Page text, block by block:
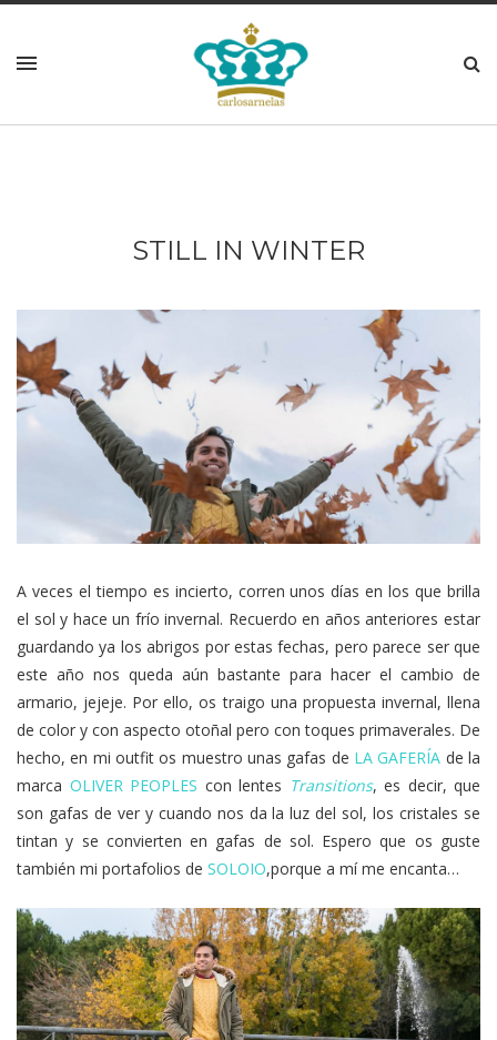
STILL IN WINTER
A veces el tiempo es incierto, corren unos días en los que brilla
el sol y hace un frío invernal. Recuerdo en años anteriores estar
guardando ya los abrigos por estas fechas, pero parece ser que
este año nos queda aún bastante para hacer el cambio de
armario, jejeje. Por ello, os traigo una propuesta invernal, llena
de color y con aspecto otoñal pero con toques primaverales. De
hecho, en mi outfit os muestro unas gafas de LA GAFERÍA de la
marca OLIVER PEOPLES con lentes Transitions, es decir, que
son gafas de ver y cuando nos da la luz del sol, los cristales se
tintan y se convierten en gafas de sol. Espero que os guste
también mi portafolios de SOLOIO,porque a mí me encanta…